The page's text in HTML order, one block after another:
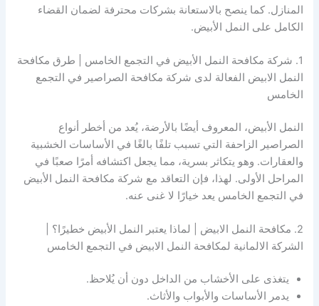
المنازل. كما ينصح بالاستعانة بشركات محترفة لضمان القضاء
الكامل على النمل الأبيض.
1. شركة مكافحة النمل الأبيض في التجمع الخامس | طرق مكافحة
النمل الابيض الفعالة لدى شركة مكافحة الصراصير في التجمع
الخامس
النمل الأبيض، المعروف أيضًا بالأرضة، يُعد من أخطر أنواع
الصراصير الزاحفة التي تسبب تلفًا بالغًا في الأساسات الخشبية
والعقارات. وهو يتكاثر بسرية، مما يجعل اكتشافه أمرًا صعبًا في
المراحل الأولى. لهذا، فإن التعاقد مع شركة مكافحة النمل الأبيض
في التجمع الخامس يعد خيارًا لا غنى عنه.
2. مكافحة النمل الابيض | لماذا يعتبر النمل الأبيض خطيرًا؟ |
الشركة الالمانية لمكافحة النمل الابيض في التجمع الخامس
يتغذى على الأخشاب من الداخل دون أن يُلاحظ.
يدمر الأساسات والأبواب والأثاث.